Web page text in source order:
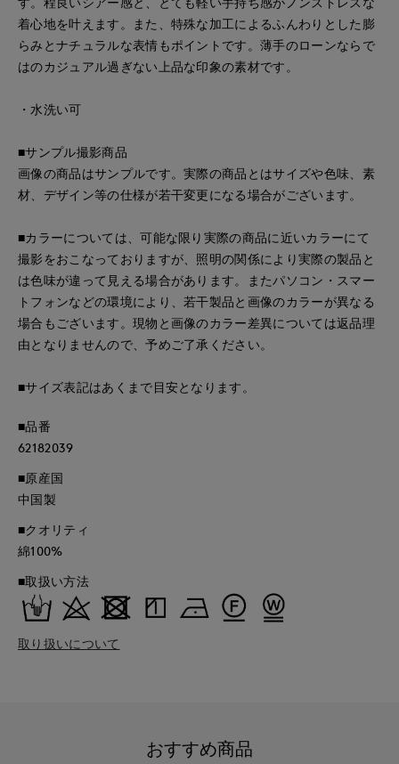
着心地を叶えます。また、特殊な加工によるふんわりとした膨
らみとナチュラルな表情もポイントです。薄手のローンならで
はのカジュアル過ぎない上品な印象の素材です。
・水洗い可
■サンプル撮影商品
画像の商品はサンプルです。実際の商品とはサイズや色味、素
材、デザイン等の仕様が若干変更になる場合がございます。
■カラーについては、可能な限り実際の商品に近いカラーにて
撮影をおこなっておりますが、照明の関係により実際の製品と
は色味が違って見える場合があります。またパソコン・スマー
トフォンなどの環境により、若干製品と画像のカラーが異なる
場合もございます。現物と画像のカラー差異については返品理
由となりませんので、予めご了承ください。
■サイズ表記はあくまで目安となります。
■品番
62182039
■原産国
中国製
■クオリティ
綿100%
■取扱い方法
取り扱いについて
おすすめ商品